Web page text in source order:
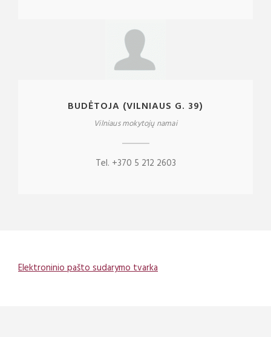
BUDĖTOJA (VILNIAUS G. 39)
Vilniaus mokytojų namai
Tel. +370 5 212 2603
Elektroninio pašto sudarymo tvarka